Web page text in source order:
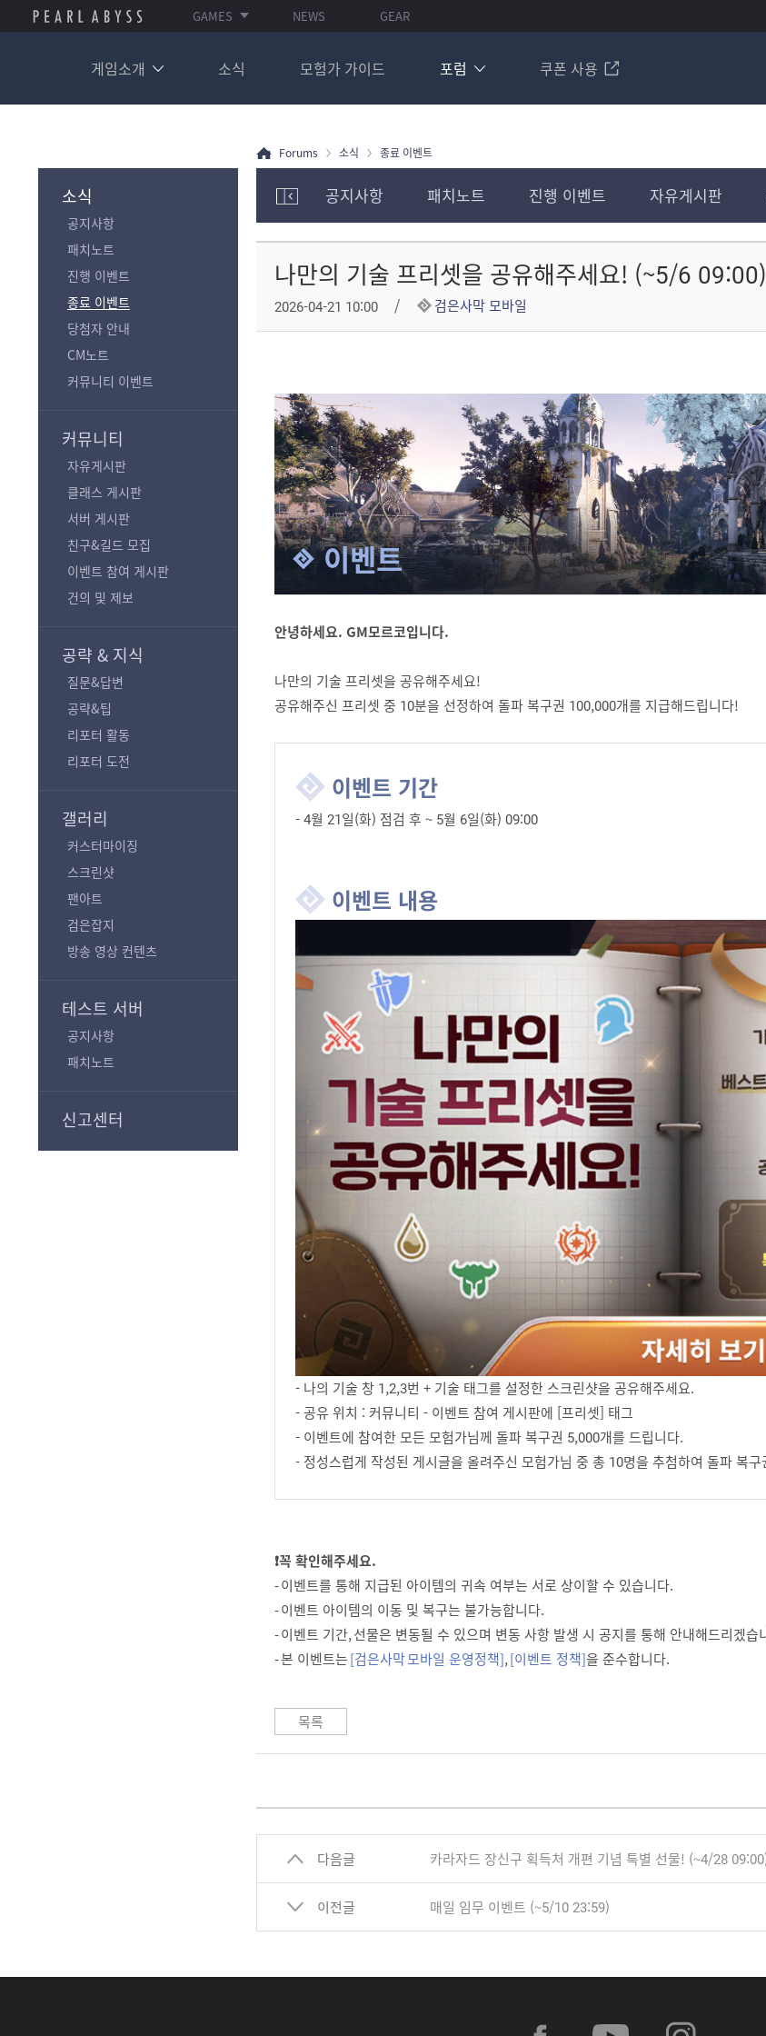
GAMES NEWS GEAR
게임소개 소식 모험가 가이드 포럼 쿠폰 사용
소식
공지사항
패치노트
진행 이벤트
종료 이벤트
당첨자 안내
CM노트
커뮤니티 이벤트
커뮤니티
자유게시판
클래스 게시판
서버 게시판
친구&길드 모집
이벤트 참여 게시판
건의 및 제보
공략 & 지식
질문&답변
공략&팁
리포터 활동
리포터 도전
갤러리
커스터마이징
스크린샷
팬아트
검은잡지
방송 영상 컨텐츠
테스트 서버
공지사항
패치노트
신고센터
모
험
가
포
럼
테
고
보
기
공지사항 패치노트 진행 이벤트 자유게시판
Forums 소식 종료 이벤트
나만의 기술 프리셋을 공유해주세요! (~5/6 09:00)
2026-04-21 10:00 검은사막 모바일
이벤트
안녕하세요. GM모르코입니다.
나만의 기술 프리셋을 공유해주세요!
공유해주신 프리셋 중 10분을 선정하여 돌파 복구권 100,000개를 지급해드립니다!
이벤트 기간
- 4월 21일(화) 점검 후 ~ 5월 6일(화) 09:00
이벤트 내용
- 나의 기술 창 1,2,3번 + 기술 태그를 설정한 스크린샷을 공유해주세요.
- 공유 위치 : 커뮤니티 - 이벤트 참여 게시판에 [프리셋] 태그
- 이벤트에 참여한 모든 모험가님께 돌파 복구권 5,000개를 드립니다.
- 정성스럽게 작성된 게시글을 올려주신 모험가님 중 총 10명을 추첨하여 돌파 복
❗꼭 확인해주세요.
- 이벤트를 통해 지급된 아이템의 귀속 여부는 서로 상이할 수 있습니다.
- 이벤트 아이템의 이동 및 복구는 불가능합니다.
- 이벤트 기간, 선물은 변동될 수 있으며 변동 사항 발생 시 공지를 통해 안내해드리겠습
- 본 이벤트는[검은사막 모바일 운영정책],[이벤트 정책]을 준수합니다.
목록
다음글 카라자드 장신구 획득처 개편 기념 특별 선물! (~4/28
이전글 매일 임무 이벤트 (~5/10 23:59)